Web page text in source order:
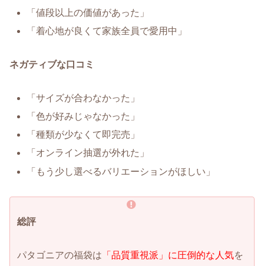
「値段以上の価値があった」
「着心地が良くて家族全員で愛用中」
ネガティブな口コミ
「サイズが合わなかった」
「色が好みじゃなかった」
「種類が少なくて即完売」
「オンライン抽選が外れた」
「もう少し選べるバリエーションがほしい」
総評
パタゴニアの福袋は 「品質重視派」に圧倒的な人気を